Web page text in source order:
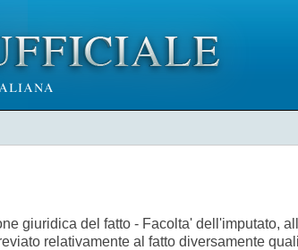
giuridica del fatto - Facolta' dell'imputato,
relativamente al fatto diversamente